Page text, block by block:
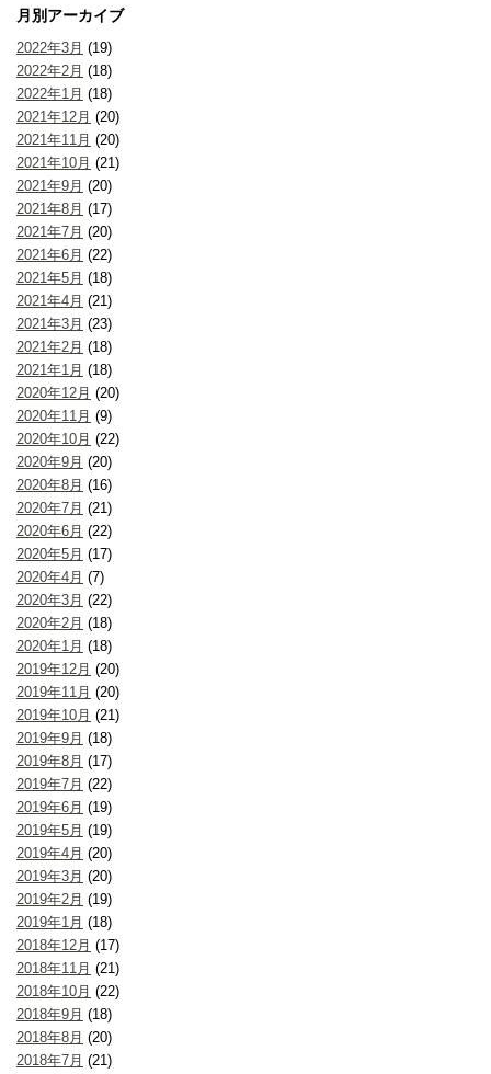
月別アーカイブ
2022年3月 (19)
2022年2月 (18)
2022年1月 (18)
2021年12月 (20)
2021年11月 (20)
2021年10月 (21)
2021年9月 (20)
2021年8月 (17)
2021年7月 (20)
2021年6月 (22)
2021年5月 (18)
2021年4月 (21)
2021年3月 (23)
2021年2月 (18)
2021年1月 (18)
2020年12月 (20)
2020年11月 (9)
2020年10月 (22)
2020年9月 (20)
2020年8月 (16)
2020年7月 (21)
2020年6月 (22)
2020年5月 (17)
2020年4月 (7)
2020年3月 (22)
2020年2月 (18)
2020年1月 (18)
2019年12月 (20)
2019年11月 (20)
2019年10月 (21)
2019年9月 (18)
2019年8月 (17)
2019年7月 (22)
2019年6月 (19)
2019年5月 (19)
2019年4月 (20)
2019年3月 (20)
2019年2月 (19)
2019年1月 (18)
2018年12月 (17)
2018年11月 (21)
2018年10月 (22)
2018年9月 (18)
2018年8月 (20)
2018年7月 (21)